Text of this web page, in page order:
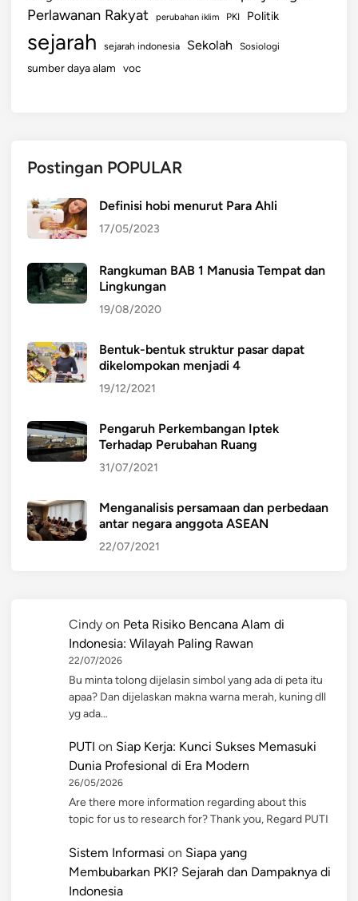
Perlawanan Rakyat perubahan iklim PKI Politik
sejarah sejarah indonesia Sekolah Sosiologi
sumber daya alam voc
Postingan POPULAR
Definisi hobi menurut Para Ahli
17/05/2023
Rangkuman BAB 1 Manusia Tempat dan
Lingkungan
19/08/2020
Bentuk-bentuk struktur pasar dapat
dikelompokan menjadi 4
19/12/2021
Pengaruh Perkembangan Iptek
Terhadap Perubahan Ruang
31/07/2021
Menganalisis persamaan dan perbedaan
antar negara anggota ASEAN
22/07/2021
Cindy on Peta Risiko Bencana Alam di
Indonesia: Wilayah Paling Rawan
22/07/2026
Bu minta tolong dijelasin simbol yang ada di peta itu
apaa? Dan dijelaskan makna warna merah, kuning dll
yg ada…
PUTI on Siap Kerja: Kunci Sukses Memasuki
Dunia Profesional di Era Modern
26/05/2026
Are there more information regarding about this
topic for us to research for? Thank you, Regard PUTI
Sistem Informasi on Siapa yang
Membubarkan PKI? Sejarah dan Dampaknya di
Indonesia